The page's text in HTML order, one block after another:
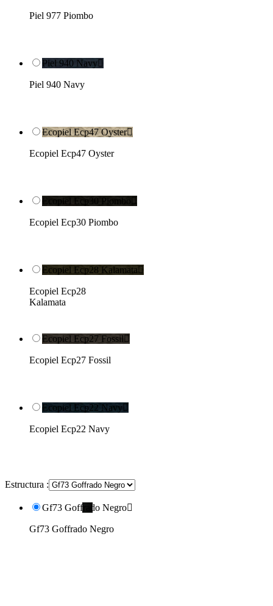
Piel 977 Piombo
Piel 940 Navy
Piel 940 Navy
Ecopiel Ecp47 Oyster
Ecopiel Ecp47 Oyster
Ecopiel Ecp30 Piombo 
Ecopiel Ecp30 Piombo
Ecopiel Ecp28 Kalamata
Ecopiel Ecp28
Kalamata
Ecopiel Ecp27 Fossil
Ecopiel Ecp27 Fossil
Ecopiel Ecp22 Navy 
Ecopiel Ecp22 Navy
Estructura :
Gf73 Goffrado Negro
Gf73 Goffrado Negro